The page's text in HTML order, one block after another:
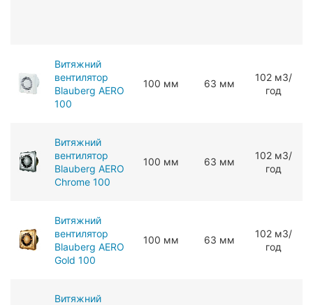
Витяжний
вентилятор
Blauberg AERO
100
100 мм 63 мм
102 мЗ/
год
Витяжний
вентилятор
Blauberg AERO
Chrome 100
100 мм 63 мм
102 мЗ/
год
Витяжний
вентилятор
Blauberg AERO
Gold 100
100 мм 63 мм
102 мЗ/
год
Витяжний